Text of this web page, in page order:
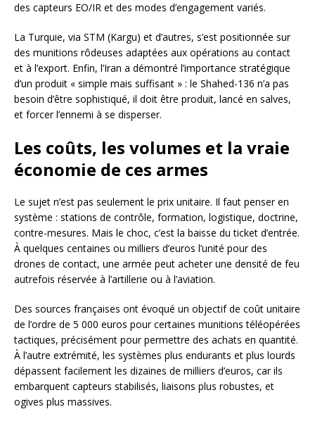
des capteurs EO/IR et des modes d’engagement variés.
La Turquie, via STM (Kargu) et d’autres, s’est positionnée sur
des munitions rôdeuses adaptées aux opérations au contact
et à l’export. Enfin, l’Iran a démontré l’importance stratégique
d’un produit « simple mais suffisant » : le Shahed-136 n’a pas
besoin d’être sophistiqué, il doit être produit, lancé en salves,
et forcer l’ennemi à se disperser.
Les coûts, les volumes et la vraie
économie de ces armes
Le sujet n’est pas seulement le prix unitaire. Il faut penser en
système : stations de contrôle, formation, logistique, doctrine,
contre-mesures. Mais le choc, c’est la baisse du ticket d’entrée.
À quelques centaines ou milliers d’euros l’unité pour des
drones de contact, une armée peut acheter une densité de feu
autrefois réservée à l’artillerie ou à l’aviation.
Des sources françaises ont évoqué un objectif de coût unitaire
de l’ordre de 5 000 euros pour certaines munitions téléopérées
tactiques, précisément pour permettre des achats en quantité.
À l’autre extrémité, les systèmes plus endurants et plus lourds
dépassent facilement les dizaines de milliers d’euros, car ils
embarquent capteurs stabilisés, liaisons plus robustes, et
ogives plus massives.